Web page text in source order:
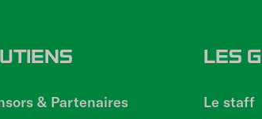
& Partenaires
LES
Le staff